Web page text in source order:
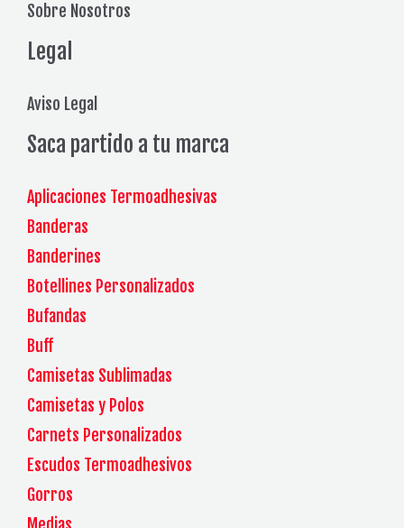
Sobre Nosotros
Legal
Aviso Legal
Saca partido a tu marca
Aplicaciones Termoadhesivas
Banderas
Banderines
Botellines Personalizados
Bufandas
Buff
Camisetas Sublimadas
Camisetas y Polos
Carnets Personalizados
Escudos Termoadhesivos
Gorros